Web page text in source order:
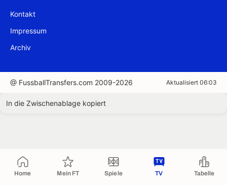
Home Mein FT Spiele TV Tabelle
Kontakt
Impressum
Archiv
@ FussballTransfers.com 2009-2026 Aktualisiert 06:03
In die Zwischenablage kopiert